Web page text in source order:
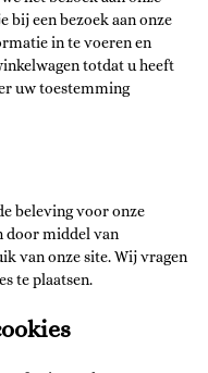
bij een bezoek aan onze
in te voeren en
totdat u heeft
uw toestemming
beleving voor onze
door middel van
van onze site. Wij vragen
te plaatsen.